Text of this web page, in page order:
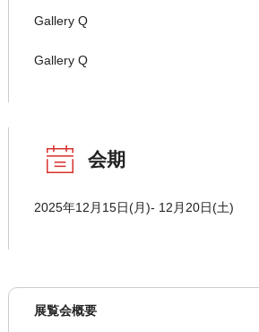
Gallery Q
Gallery Q
会期
2025年12月15日(月)- 12月20日(土)
展覧会概要